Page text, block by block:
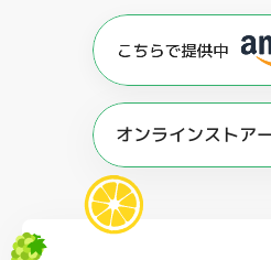
オンラインストア